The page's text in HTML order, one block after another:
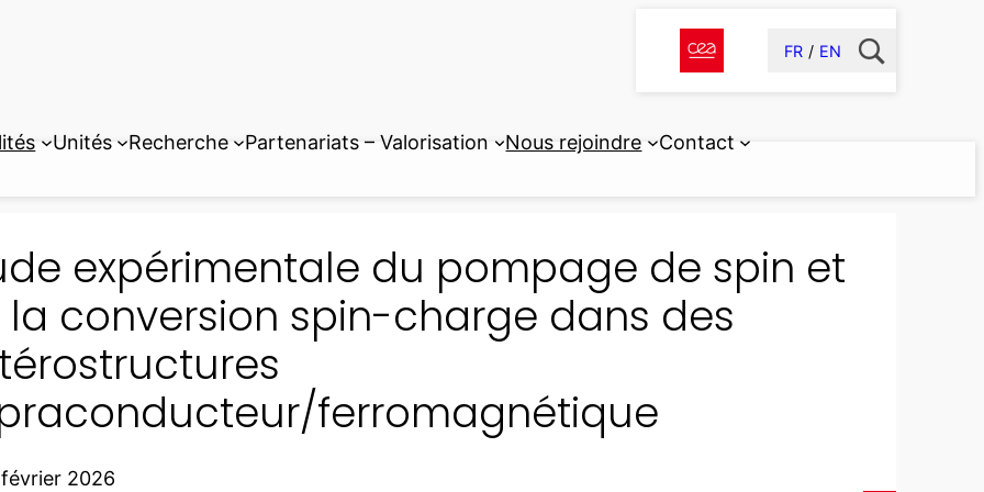
FR EN
Unités Recherche Partenariats – Valorisation Nous rejoindre Contact
expérimentale du pompage de spin et
la conversion spin-charge dans des
ferromagnétique
février 2026